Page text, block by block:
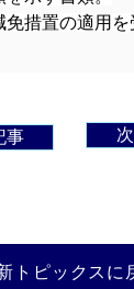
措置の適用
事
トピックスに